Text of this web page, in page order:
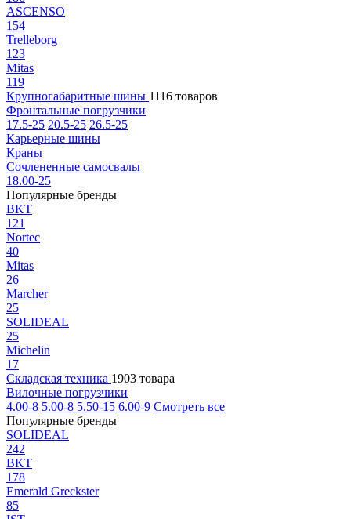
ASCENSO
154
Trelleborg
123
Mitas
119
Крупногабаритные шины 1116 товаров
Фронтальные погрузчики
17.5-25 20.5-25 26.5-25
Карьерные шины
Краны
Сочлененные самосвалы
18.00-25
Популярные бренды
BKT
121
Nortec
40
Mitas
26
Marcher
25
SOLIDEAL
25
Michelin
17
Складская техника 1903 товара
Вилочные погрузчики
4.00-8 5.00-8 5.50-15 6.00-9 Смотреть все
Популярные бренды
SOLIDEAL
242
BKT
178
Emerald Greckster
85